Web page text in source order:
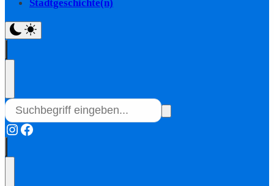
Stadtgeschichte(n)
Instagram
Facebook